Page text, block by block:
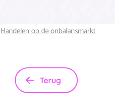
Handelen op de onbalansmarkt
Terug